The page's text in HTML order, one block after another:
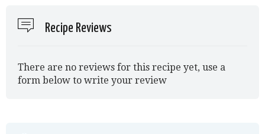
Recipe Reviews
There are no reviews for this recipe yet, use a
form below to write your review